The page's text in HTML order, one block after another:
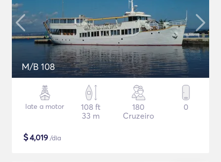
M/B 108
Iate a motor
108 ft
33 m
180
Cruzeiro
0
$4,019 /dia